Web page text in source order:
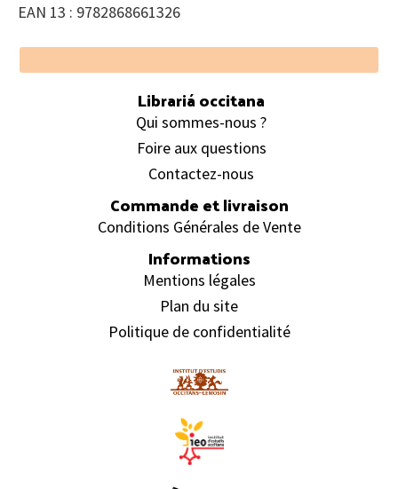
EAN 13 : 9782868661326
Footer
Librariá occitana
Qui sommes-nous ?
Foire aux questions
Contactez-nous
Commande et livraison
Conditions Générales de Vente
Informations
Mentions légales
Plan du site
Politique de confidentialité